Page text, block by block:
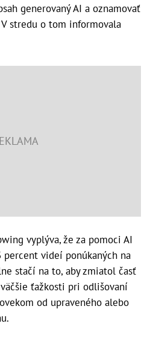
generovaný AI a oznamovať
stredu o tom informovala
vyplýva, že za pomoci AI
percent videí ponúkaných na
stačí na to, aby zmiatol časť
ťažkosti pri odlišovaní
od upraveného alebo